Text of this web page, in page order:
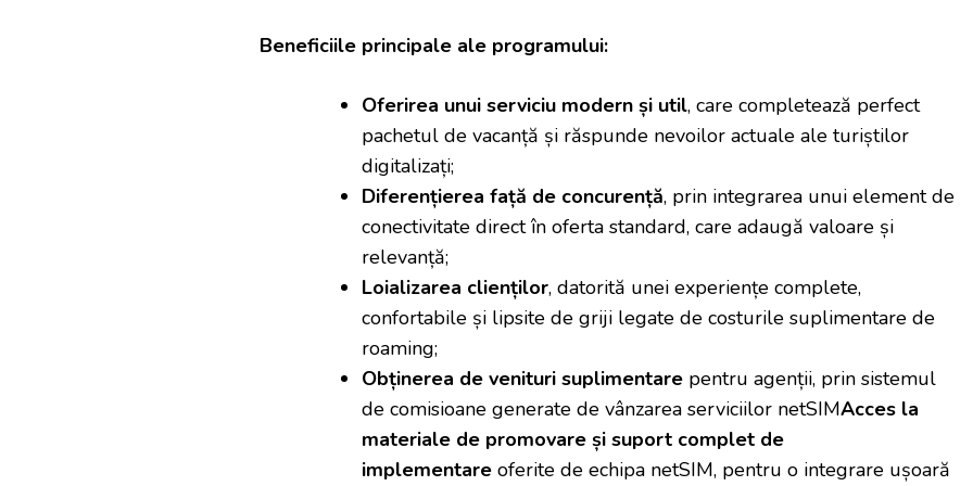
Beneficiile principale ale programului:
Oferirea unui serviciu modern și util, care completează perfect
pachetul de vacanță și răspunde nevoilor actuale ale turiștilor
digitalizați;
Diferențierea față de concurență, prin integrarea unui element de
conectivitate direct în oferta standard, care adaugă valoare și
relevanță;
Loializarea clienților, datorită unei experiențe complete,
confortabile și lipsite de griji legate de costurile suplimentare de
roaming;
Obținerea de venituri suplimentare pentru agenții, prin sistemul
de comisioane generate de vânzarea serviciilor netSIMAcces la
materiale de promovare și suport complet de
implementare oferite de echipa netSIM, pentru o integrare ușoară